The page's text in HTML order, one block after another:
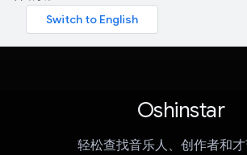
Oshinstar
轻松查找音乐人、创作者和